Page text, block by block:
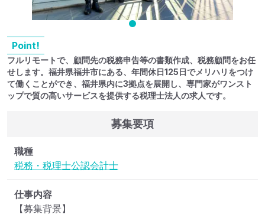
Point!
フルリモートで、顧問先の税務申告等の書類作成、税務顧問をお任
せします。福井県福井市にある、年間休日125日でメリハリをつけ
て働くことができ、福井県内に3拠点を展開し、専門家がワンスト
ップで質の高いサービスを提供する税理士法人の求人です。
募集要項
職種
税務・税理士公認会計士
仕事内容
【募集背景】